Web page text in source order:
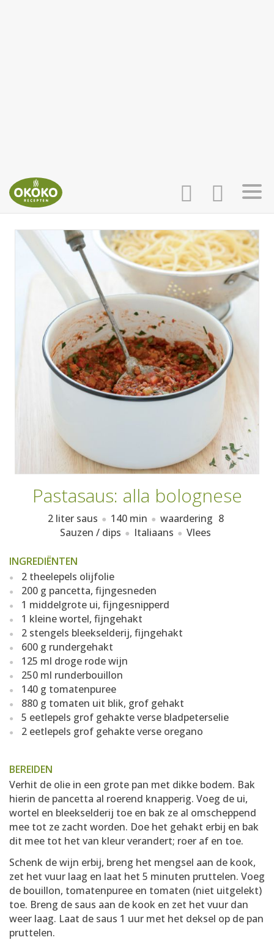
INLOGGEN
AANMELDEN
HOME
RECEPTEN
WEEKMENU'S
KOOKBOEKEN
Pastasaus: alla bolognese
2 liter saus 140 min waardering 8
Sauzen / dips
Italiaans Vlees
INGREDIËNTEN
2 theelepels olijfolie
200 g pancetta, fijngesneden
1 middelgrote ui, fijngesnipperd
1 kleine wortel, fijngehakt
2 stengels bleekselderij, fijngehakt
600 g rundergehakt
125 ml droge rode wijn
250 ml runderbouillon
140 g tomatenpuree
880 g tomaten uit blik, grof gehakt
5 eetlepels grof gehakte verse bladpeterselie
2 eetlepels grof gehakte verse oregano
BEREIDEN
Verhit de olie in een grote pan met dikke bodem. Bak
hierin de pancetta al roerend knapperig. Voeg de ui,
wortel en bleekselderij toe en bak ze al omscheppend
mee tot ze zacht worden. Doe het gehakt erbij en bak
dit mee tot het van kleur verandert; roer af en toe.
Schenk de wijn erbij, breng het mengsel aan de kook,
zet het vuur laag en laat het 5 minuten pruttelen. Voeg
de bouillon, tomatenpuree en tomaten (niet uitgelekt)
toe. Breng de saus aan de kook en zet het vuur dan
weer laag. Laat de saus 1 uur met het deksel op de pan
pruttelen.